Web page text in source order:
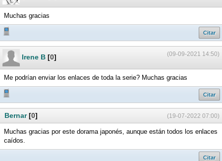
Muchas gracias
Citar
(09-09-2021 14:50)
Irene B [0]
Me podrían enviar los enlaces de toda la serie? Muchas gracias
Citar
(19-07-2022 07:00)
Bernar[0]
Muchas gracias por este dorama japonés, aunque están todos los enlaces
caídos.
Citar